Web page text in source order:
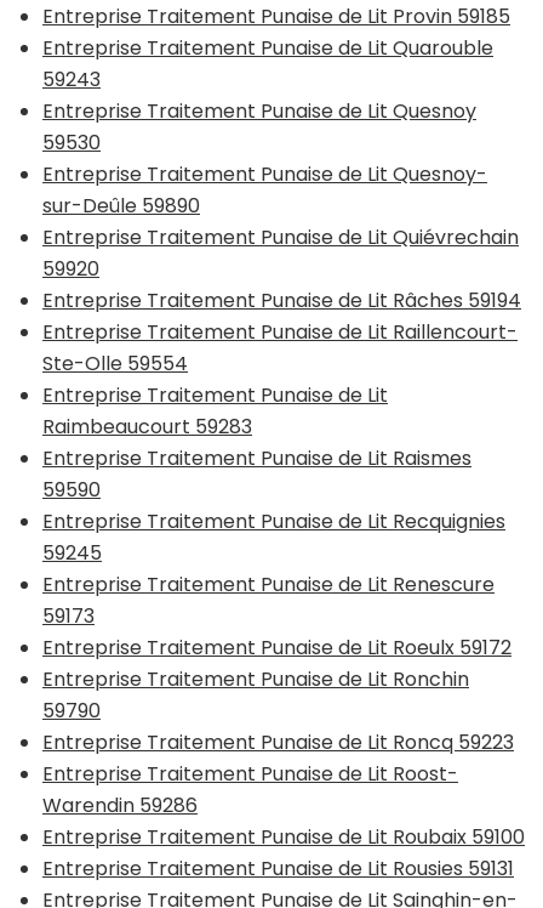
Entreprise Traitement Punaise de Lit Provin 59185
Entreprise Traitement Punaise de Lit Quarouble
59243
Entreprise Traitement Punaise de Lit Quesnoy
59530
Entreprise Traitement Punaise de Lit Quesnoy-
sur-Deûle 59890
Entreprise Traitement Punaise de Lit Quiévrechain
59920
Entreprise Traitement Punaise de Lit Râches 59194
Entreprise Traitement Punaise de Lit Raillencourt-
Ste-Olle 59554
Entreprise Traitement Punaise de Lit
Raimbeaucourt 59283
Entreprise Traitement Punaise de Lit Raismes
59590
Entreprise Traitement Punaise de Lit Recquignies
59245
Entreprise Traitement Punaise de Lit Renescure
59173
Entreprise Traitement Punaise de Lit Roeulx 59172
Entreprise Traitement Punaise de Lit Ronchin
59790
Entreprise Traitement Punaise de Lit Roncq 59223
Entreprise Traitement Punaise de Lit Roost-
Warendin 59286
Entreprise Traitement Punaise de Lit Roubaix 59100
Entreprise Traitement Punaise de Lit Rousies 59131
Entreprise Traitement Punaise de Lit Sainghin-en-